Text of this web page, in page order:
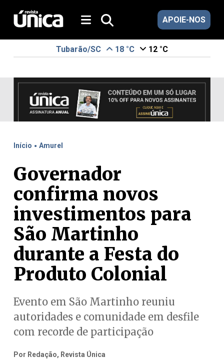
APOIE-NOS
Tubarão/SC 18 °C 12 °C
Início . Amurel
Governador
confirma novos
investimentos para
São Martinho
durante a Festa do
Produto Colonial
Evento em São Martinho reuniu
autoridades e comunidade em desfile
com recorde de participação
Por Redação, Revista Única